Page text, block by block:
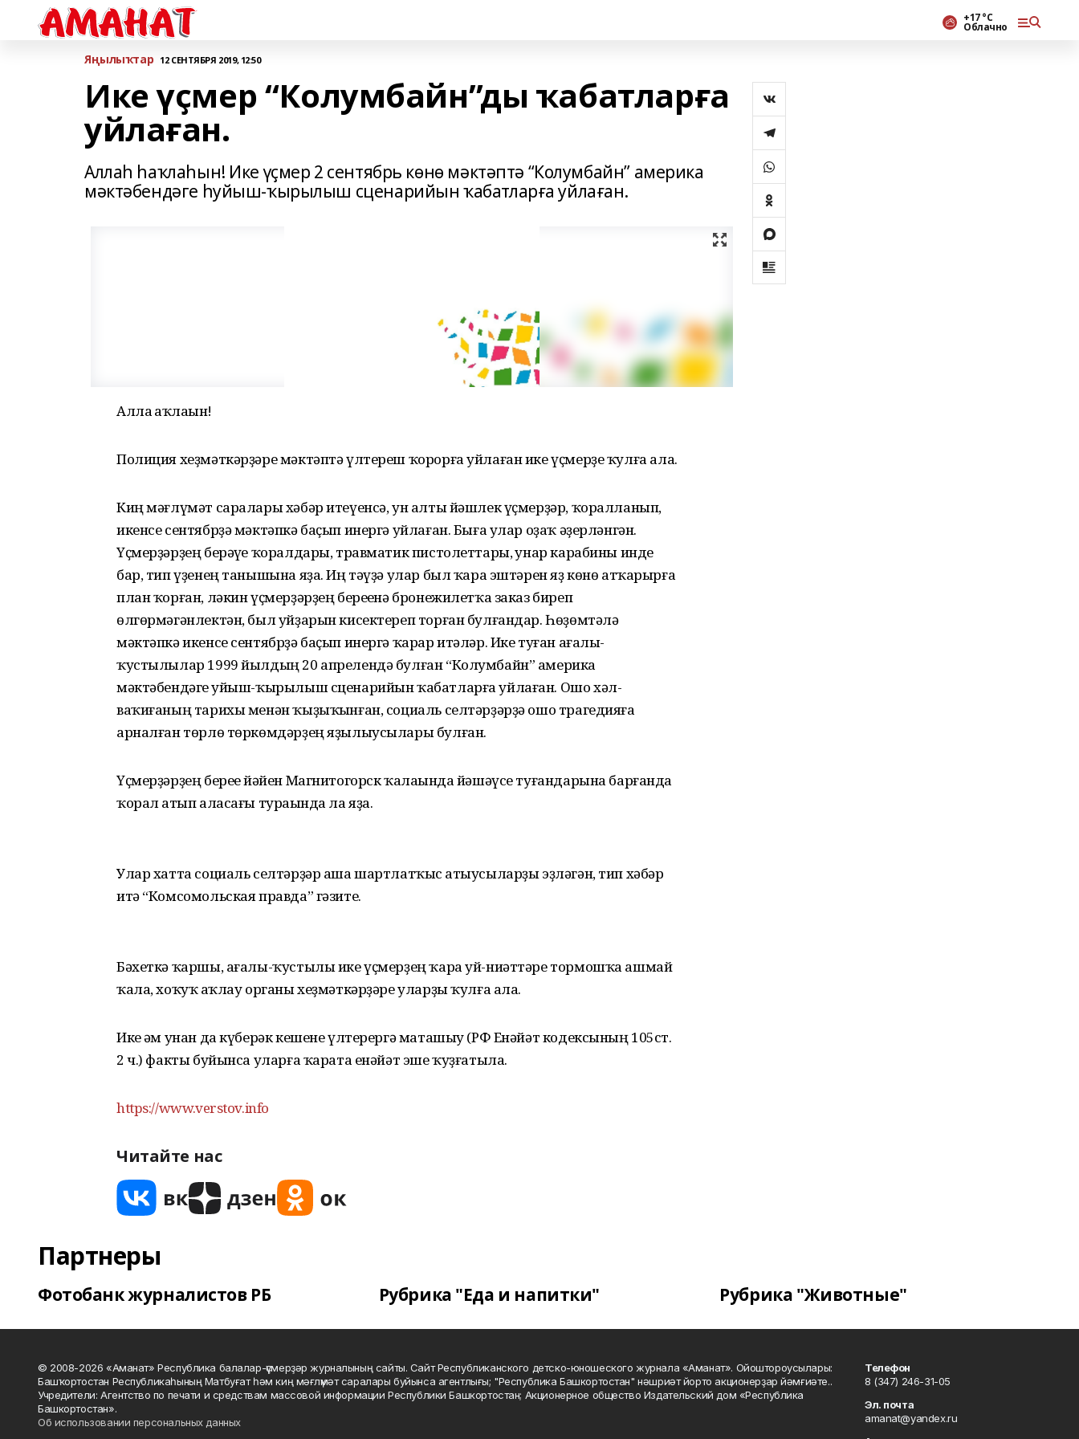
+17 °С
Облачно
Яңылыҡтар 12 СЕНТЯБРЯ 2019, 12:50
Ике үҫмер “Колумбайн”ды ҡабатларға
уйлаған.
Аллаһ һаҡлаһын! Ике үҫмер 2 сентябрь көнө мәктәптә “Колумбайн” америка
мәктәбендәге һуйыш-ҡырылыш сценарийын ҡабатларға уйлаған.
Аллаһ һаҡлаһын!
Полиция хеҙмәткәрҙәре мәктәптә үлтереш ҡорорға уйлаған ике үҫмерҙе ҡулға ала.
Киң мәғлүмәт саралары хәбәр итеүенсә, ун алты йәшлек үҫмерҙәр, ҡоралланып,
икенсе сентябрҙә мәктәпкә баҫып инергә уйлаған. Быға улар оҙаҡ әҙерләнгән.
Үҫмерҙәрҙең берәүһе ҡоралдары, травматик пистолеттары, һунар карабины инде
бар, тип үҙенең танышына яҙа. Иң тәүҙә улар был ҡара эштәрен яҙ көнө атҡарырға
план ҡорған, ләкин үҫмерҙәрҙең береһенә бронежилетҡа заказ биреп
өлгөрмәгәнлектән, был уйҙарын кисектереп торған булғандар. Һөҙөмтәлә
мәктәпкә икенсе сентябрҙә баҫып инергә ҡарар итәләр. Ике туған ағалы-
ҡустылылар 1999 йылдың 20 апрелендә булған “Колумбайн” америка
мәктәбендәге һуйыш-ҡырылыш сценарийын ҡабатларға уйлаған. Ошо хәл-
ваҡиғаның тарихы менән ҡыҙыҡһынған, социаль селтәрҙәрҙә ошо трагедияға
арналған төрлө төркөмдәрҙең яҙылыусылары булған.
Үҫмерҙәрҙең береһе йәйен Магнитогорск ҡалаһында йәшәүсе туғандарына барғанда
ҡорал һатып аласағы тураһында ла яҙа.
Улар хатта социаль селтәрҙәр аша шартлатҡыс һатыусыларҙы эҙләгән, тип хәбәр
итә “Комсомольская правда” гәзите.
Бәхеткә ҡаршы, ағалы-ҡустылы ике үҫмерҙең ҡара уй-ниәттәре тормошҡа ашмай
ҡала, хоҡуҡ һаҡлау органы хеҙмәткәрҙәре уларҙы ҡулға ала.
Ике һәм унан да күберәк кешене үлтерергә маташыу (РФ Енәйәт кодексының 105ст.
2 ч.) факты буйынса уларға ҡарата енәйәт эше ҡуҙғатыла.
https://www.verstov.info
Читайте нас
Партнеры
Фотобанк журналистов РБ Рубрика "Еда и напитки" Рубрика "Животные"
© 2008-2026 «Аманат» Республика балалар-үҫмерҙәр журналының сайты. Сайт Республиканского детско-юношеского журнала «Аманат». Ойоштороусылары:
Башҡортостан Республикаһының Матбуғат һәм киң мәғлүмәт саралары буйынса агентлығы; "Республика Башкортостан" нәшриәт йорто акционерҙар йәмғиәте..
Учредители: Агентство по печати и средствам массовой информации Республики Башкортостан; Акционерное общество Издательский дом «Республика
Башкортостан».
Об использовании персональных данных
Телефон
8 (347) 246-31-05
Эл. почта
amanat@yandex.ru